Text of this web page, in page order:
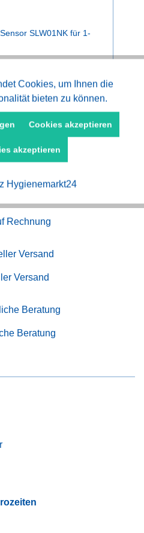
SLW01NK für 1-
Rechnung
Versand
Beratung
Aktiv
Aktiv
Aktiv
Cookies, um Ihnen die
bieten zu können.
Cookies akzeptieren
akzeptieren
Hygienemarkt24